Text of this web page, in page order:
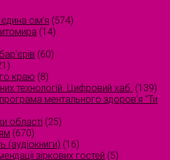
сім’я (574)
(14)
(60)
краю (8)
технологій. Цифровий хаб. (139)
ментального здоров'я "Ти
області (25)
(670)
(аудіокниги) (16)
зіркових гостей (5)